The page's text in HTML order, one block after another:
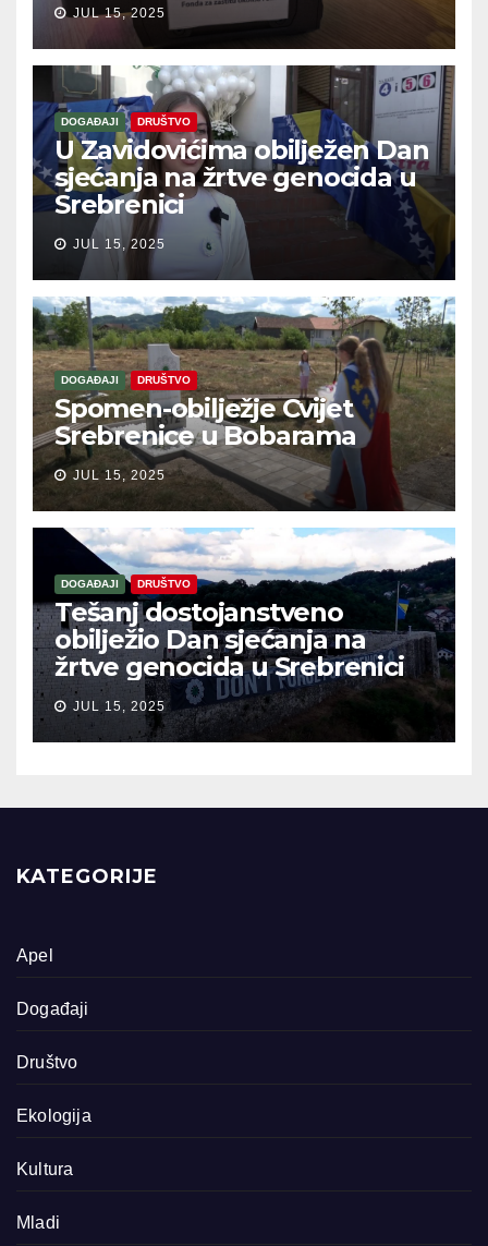
JUL 15, 2025
DOGAĐAJI DRUŠTVO
U Zavidovićima obilježen Dan
sjećanja na žrtve genocida u
Srebrenici
JUL 15, 2025
DOGAĐAJI DRUŠTVO
Spomen-obilježje Cvijet
Srebrenice u Bobarama
JUL 15, 2025
DOGAĐAJI DRUŠTVO
Tešanj dostojanstveno
obilježio Dan sjećanja na
žrtve genocida u Srebrenici
JUL 15, 2025
KATEGORIJE
Apel
Događaji
Društvo
Ekologija
Kultura
Mladi